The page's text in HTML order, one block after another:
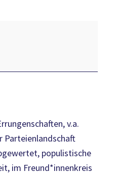
v.a.
Parteienlandschaft
populistische
im Freund*innenkreis